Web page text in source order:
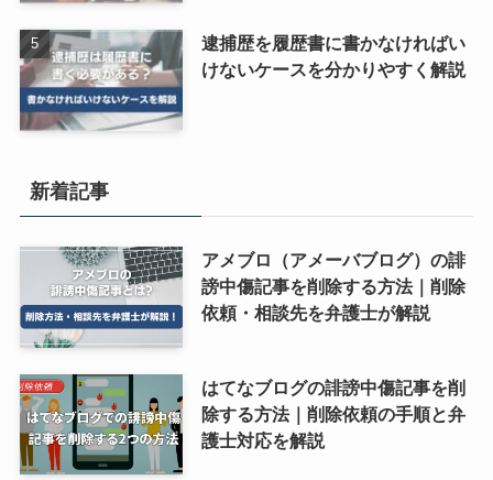
逮捕歴を履歴書に書かなければい
けないケースを分かりやすく解説
新着記事
アメブロ（アメーバブログ）の誹
謗中傷記事を削除する方法｜削除
依頼・相談先を弁護士が解説
はてなブログの誹謗中傷記事を削
除する方法｜削除依頼の手順と弁
護士対応を解説